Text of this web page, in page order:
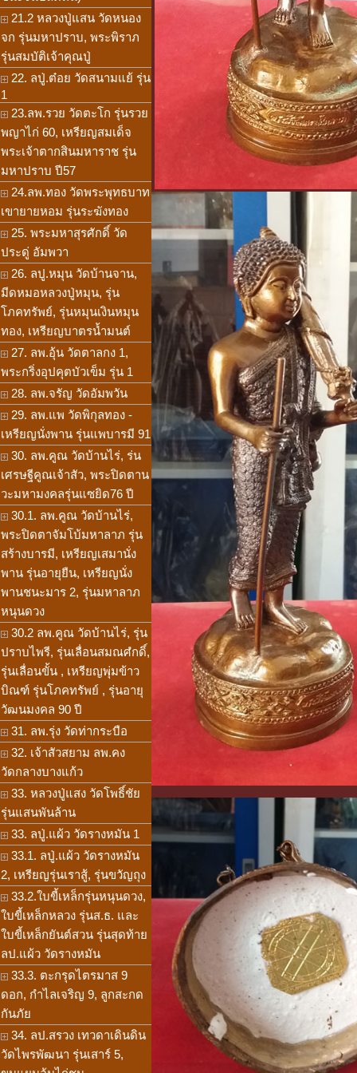
21.2 หลวงปู่แสน วัดหนอง
จก รุ่นมหาปราบ, พระพิราภ
รุ่นสมบัติเจ้าคุณปู่
22. ลปู่.ต๋อย วัดสนามแย้ รุ่น
1
23.ลพ.รวย วัดตะโก รุ่นรวย
พญาไก่ 60, เหรียญสมเด็จ
พระเจ้าตากสินมหาราช รุ่น
มหาปราบ ปี57
24.ลพ.ทอง วัดพระพุทธบาท
เขายายหอม รุ่นระฆังทอง
25. พระมหาสุรศักดิ์ วัด
ประดู่ อัมพวา
26. ลปู.หมุน วัดบ้านจาน,
มีดหมอหลวงปู่หมุน, รุ่น
โภคทรัพย์, รุ่นหมุนเงินหมุน
ทอง, เหรียญบาตรน้ำมนต์
27. ลพ.อุ้น วัดตาลกง 1,
พระกริ่งอุปคุตบัวเข็ม รุ่น 1
28. ลพ.จรัญ วัดอัมพวัน
29. ลพ.แพ วัดพิกุลทอง -
เหรียญนั่งพาน รุ่นแพบารมี 91
30. ลพ.คูณ วัดบ้านไร่, ร่น
เศรษฐีคูณเจ้าสัว, พระปิดตาน
วะมหามงคลรุ่นแซยิด76 ปี
30.1. ลพ.คูณ วัดบ้านไร่,
พระปิดตาจัมโบ้มหาลาภ รุ่น
สร้างบารมี, เหรียญเสมานั่ง
พาน รุ่นอายุยืน, เหรียญนั่ง
พานชนะมาร 2, รุ่นมหาลาภ
หนุนดวง
30.2 ลพ.คูณ วัดบ้านไร่, รุ่น
ปราบไพรี, รุ่นเลื่อนสมณศํกดิ์,
รุ่นเลื่อนขั้น , เหรียญพุ่มข้าว
บิณฑ์ รุ่นโภคทรัพย์ , รุ่นอายุ
วัฒนมงคล 90 ปี
31. ลพ.รุ่ง วัดท่ากระบือ
32. เจ้าสัวสยาม ลพ.คง
วัดกลางบางแก้ว
33. หลวงปู่แสง วัดโพธิ์ชัย
รุ่นแสนพันล้าน
33. ลปู่.แผ้ว วัดรางหมัน 1
33.1. ลปู่.แผ้ว วัดรางหมัน
2, เหรียญรุ่นเราสู้, รุ่นขวัญถุง
33.2.ใบขี้เหล็กรุ่นหนุนดวง,
ใบขี้เหล็กหลวง รุ่นส.ธ. และ
ใบขี้เหล็กยันต์สวน รุ่นสุดท้าย
ลป.แผ้ว วัดรางหมัน
33.3. ตะกรุดไตรมาส 9
ดอก, กำไลเจริญ 9, ลูกสะกด
กันภัย
34. ลป.สรวง เทวดาเดินดิน
วัดไพรพัฒนา รุ่นเสาร์ 5,